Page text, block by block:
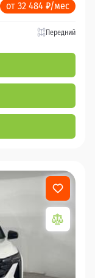
от 32 484 ₽/мес
Передний